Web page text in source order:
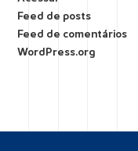
Feed de posts
Feed de comentários
WordPress.org